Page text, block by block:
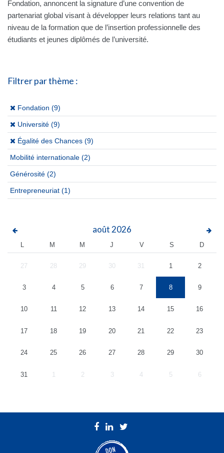
Fondation, annoncent la signature d’une convention de
partenariat global visant à développer leurs relations tant au
niveau de la formation que de l’insertion professionnelle des
étudiants et jeunes diplômés de l’université.
Filtrer par thème :
(x)
Fondation (9)
(x)
Université (9)
(x)
Égalité des Chances (9)
Mobilité internationale (2)
Générosité (2)
Entrepreneuriat (1)
août 2026
L M M J V S D
27 28 29 30 31 1 2
3 4 5 6 7 8 9
10 11 12 13 14 15 16
17 18 19 20 21 22 23
24 25 26 27 28 29 30
31 1 2 3 4 5 6